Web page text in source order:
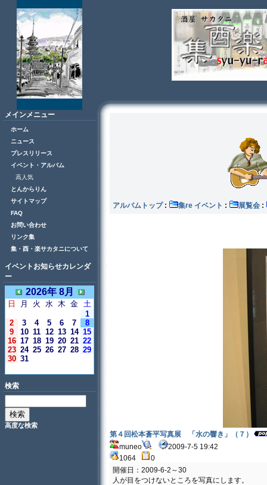
メインメニュー
ホーム
ニュース
プレスリリース
イベント・アルバム
高人気
とんからりん
サイトマップ
FAQ
お問い合わせ
リンク集
集・酉・楽サカタニについて
イベントお知らせカレンダ
ー
2026年 8月
日 月 火 水 木 金 土
1
2
3 4 5 6 7
8
9
10 11 12 13 14 15
16 17 18 19 20 21 22
23 24 25 26 27 28 29
30 31
検索
高度な検索
アルバムトップ: 集re イベント : 展覧会 :
第４回松本蒼平写真展 「水の響き」（７）
muneo
2009-7-5 19:42
1064
0
開催日：2009-6-2～30
人が目をつけないところを写真にします。